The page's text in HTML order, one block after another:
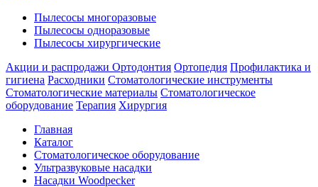
Пылесосы многоразовые
Пылесосы одноразовые
Пылесосы хирургические
Акции и распродажи Ортодонтия Ортопедия Профилактика и
гигиена Расходники Стоматологические инструменты
Стоматологические материалы Стоматологическое
оборудование Терапия Хирургия
Главная
Каталог
Стоматологическое оборудование
Ультразвуковые насадки
Насадки Woodpecker